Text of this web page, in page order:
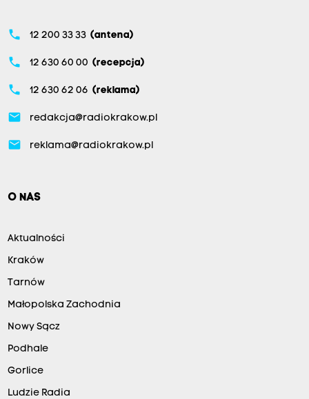
phone 12 200 33 33 (antena)
phone 12 630 60 00 (recepcja)
phone 12 630 62 06 (reklama)
email redakcja@radiokrakow.pl
email reklama@radiokrakow.pl
O NAS
Aktualności
Kraków
Tarnów
Małopolska Zachodnia
Nowy Sącz
Podhale
Gorlice
Ludzie Radia